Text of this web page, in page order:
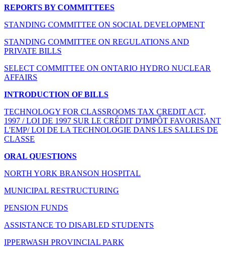
REPORTS BY COMMITTEES
STANDING COMMITTEE ON SOCIAL DEVELOPMENT
STANDING COMMITTEE ON REGULATIONS AND
PRIVATE BILLS
SELECT COMMITTEE ON ONTARIO HYDRO NUCLEAR
AFFAIRS
INTRODUCTION OF BILLS
TECHNOLOGY FOR CLASSROOMS TAX CREDIT ACT,
1997 / LOI DE 1997 SUR LE CRÉDIT D'IMPÔT FAVORISANT
L'EMP/ LOI DE LA TECHNOLOGIE DANS LES SALLES DE
CLASSE
ORAL QUESTIONS
NORTH YORK BRANSON HOSPITAL
MUNICIPAL RESTRUCTURING
PENSION FUNDS
ASSISTANCE TO DISABLED STUDENTS
IPPERWASH PROVINCIAL PARK